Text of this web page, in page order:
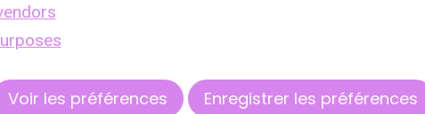
Voir les préférences Enregistrer les préférences